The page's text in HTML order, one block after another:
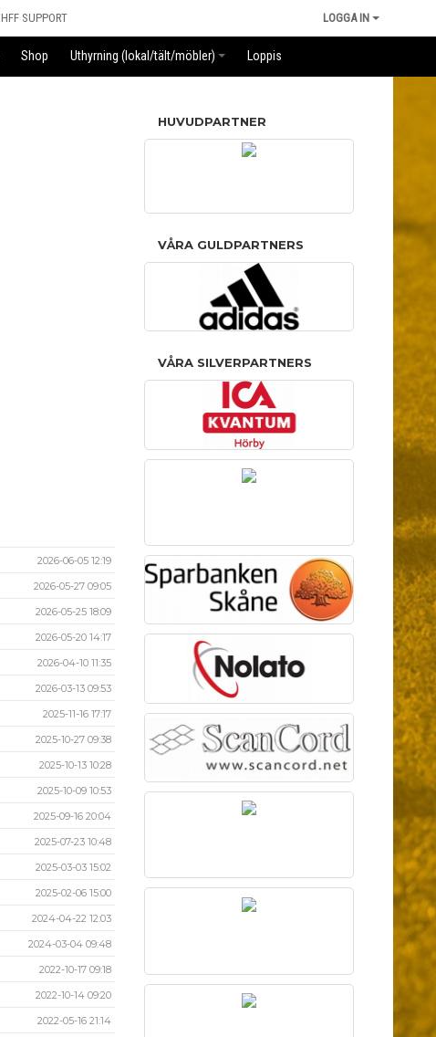
HFF SUPPORT LOGGA IN
Shop Uthyrning (lokal/tält/möbler) Loppis
2026-06-05 12:19
2026-05-27 09:05
2026-05-25 18:09
2026-05-20 14:17
2026-04-10 11:35
2026-03-13 09:53
2025-11-16 17:17
2025-10-27 09:38
2025-10-13 10:28
2025-10-09 10:53
2025-09-16 20:04
2025-07-23 10:48
2025-03-03 15:02
2025-02-06 15:00
2024-04-22 12:03
2024-03-04 09:48
2022-10-17 09:18
2022-10-14 09:20
2022-05-16 21:14
HUVUDPARTNER
VÅRA GULDPARTNERS
VÅRA SILVERPARTNERS